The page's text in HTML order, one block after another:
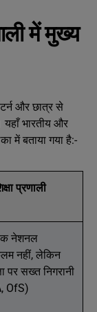
में मुख्य
और छात्र से
भारतीय और
में बताया गया है:-
प्रणाली
नेशनल
नहीं, लेकिन
पर सख्त निगरानी
OfS)